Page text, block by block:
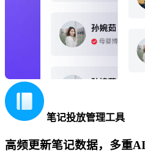
笔记投放管理工具
高频更新笔记数据，多重